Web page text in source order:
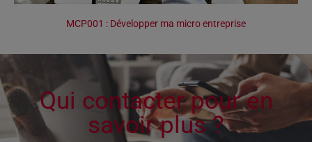
MCP001 : Développer ma micro entreprise
Qui contacter pour en
savoir plus ?